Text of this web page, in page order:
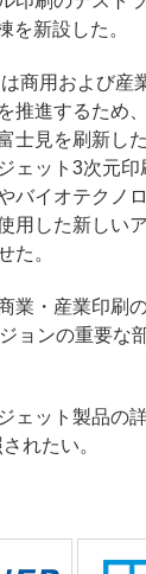
を新設した。
商用および産
推進するため
士見を刷新し
ェット3次元印
バイオテクノ
用した新しい
た。
業・産業印刷
ョンの重要な
ェット製品の
れたい。